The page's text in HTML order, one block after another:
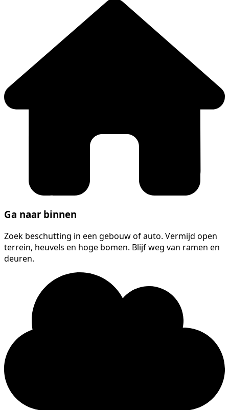
Ga naar binnen
Zoek beschutting in een gebouw of auto. Vermijd open
terrein, heuvels en hoge bomen. Blijf weg van ramen en
deuren.